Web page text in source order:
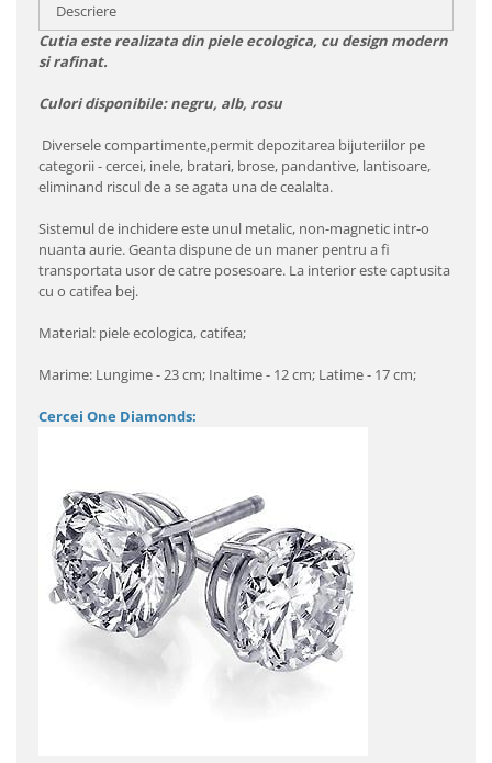
Descriere
Cutia este realizata din piele ecologica, cu design modern
si rafinat.
Culori disponibile: negru, alb, rosu
Diversele compartimente,permit depozitarea bijuteriilor pe
categorii - cercei, inele, bratari, brose, pandantive, lantisoare,
eliminand riscul de a se agata una de cealalta.
Sistemul de inchidere este unul metalic, non-magnetic intr-o
nuanta aurie. Geanta dispune de un maner pentru a fi
transportata usor de catre posesoare. La interior este captusita
cu o catifea bej.
Material: piele ecologica, catifea;
Marime: Lungime - 23 cm; Inaltime - 12 cm; Latime - 17 cm;
Cercei One Diamonds: